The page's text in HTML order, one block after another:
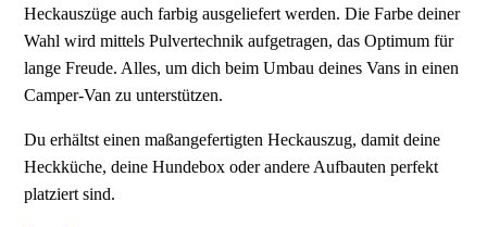
Heckauszüge auch farbig ausgeliefert werden. Die Farbe deiner
Wahl wird mittels Pulvertechnik aufgetragen, das Optimum für
lange Freude. Alles, um dich beim Umbau deines Vans in einen
Camper-Van zu unterstützen.
Du erhältst einen maßangefertigten Heckauszug, damit deine
Heckküche, deine Hundebox oder andere Aufbauten perfekt
platziert sind.